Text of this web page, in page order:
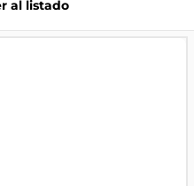
al listado